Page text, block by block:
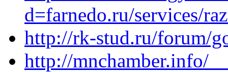
d=farnedo.ru/services/
http://rk-stud.ru/forum/
http://mnchamber.info/